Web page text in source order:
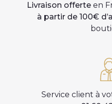
Livraison offerteen
à partir de 100€
Service client à